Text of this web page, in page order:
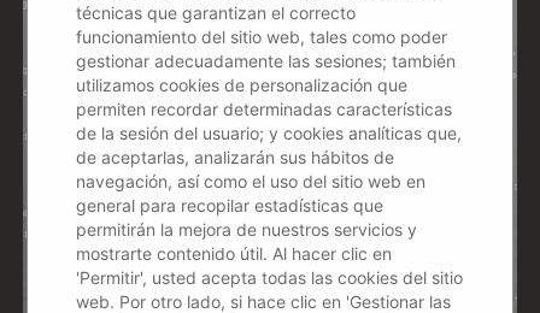
técnicas que garantizan el correcto
funcionamiento del sitio web, tales como poder
gestionar adecuadamente las sesiones; también
utilizamos cookies de personalización que
permiten recordar determinadas características
de la sesión del usuario; y cookies analíticas que,
de aceptarlas, analizarán sus hábitos de
navegación, así como el uso del sitio web en
general para recopilar estadísticas que
permitirán la mejora de nuestros servicios y
mostrarte contenido útil. Al hacer clic en
'Permitir', usted acepta todas las cookies del sitio
web. Por otro lado, si hace clic en 'Gestionar las